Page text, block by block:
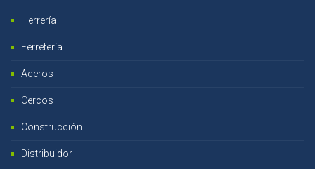
Herrería
Ferretería
Aceros
Cercos
Construcción
Distribuidor